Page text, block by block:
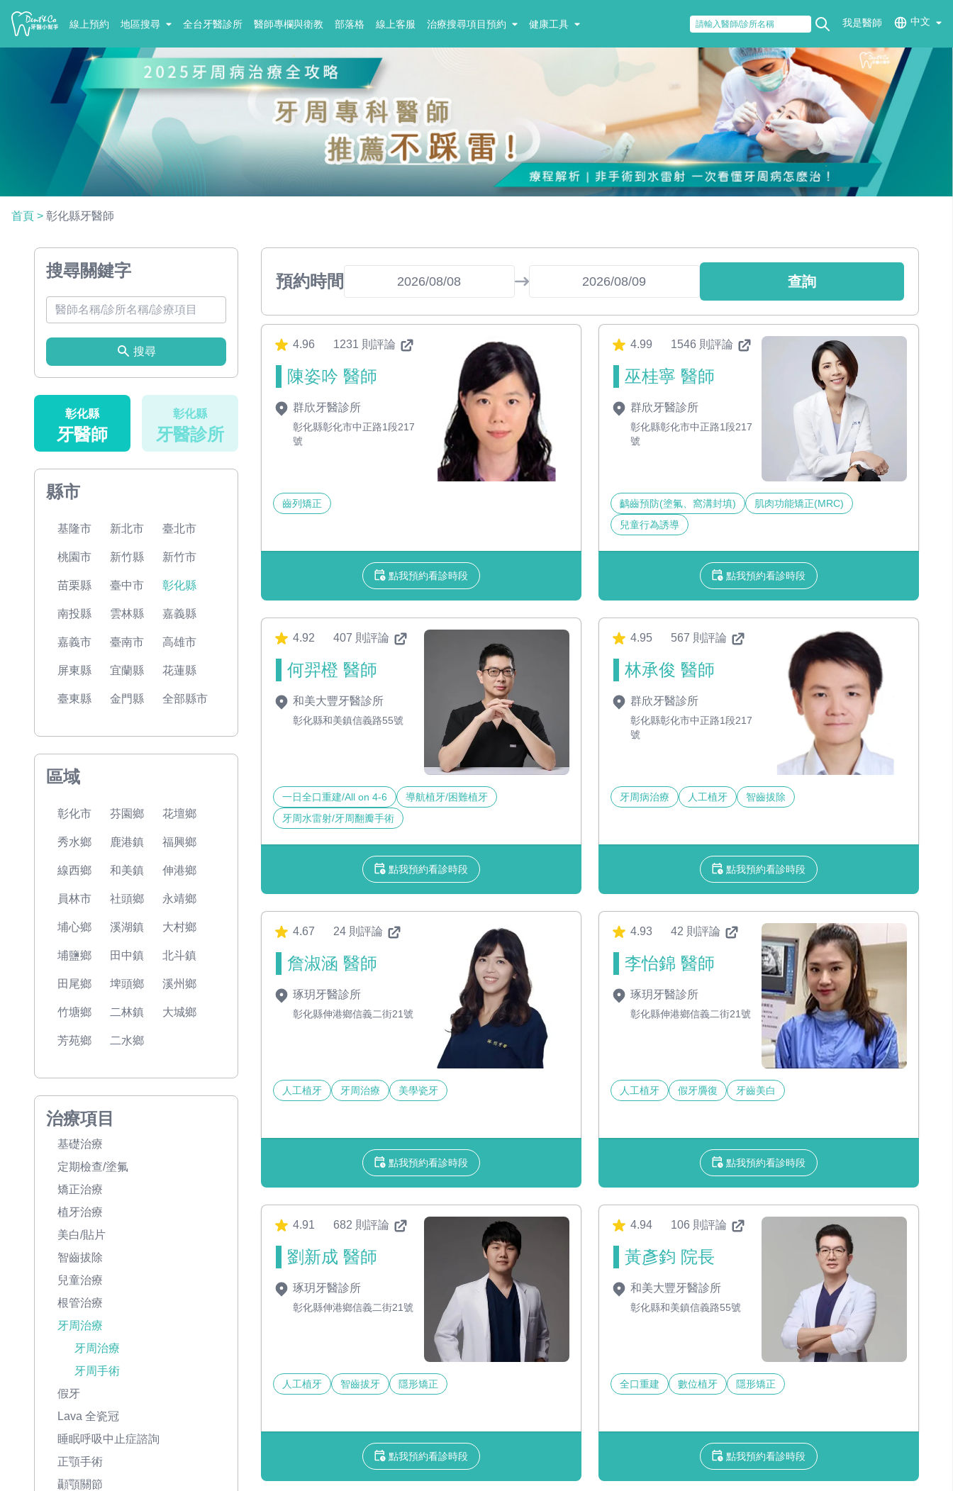
線上預約 地區搜尋 全台牙醫診所 醫師專欄與衛教 部落格 線上客服 治療搜尋項目預約 健康工具 我是醫師 中文
首頁 > 彰化縣牙醫師
搜尋關鍵字
搜尋
彰化縣
牙醫師
彰化縣
牙醫診所
縣市
基隆市 新北市 臺北市
桃園市 新竹縣 新竹市
苗栗縣 臺中市 彰化縣
南投縣 雲林縣 嘉義縣
嘉義市 臺南市 高雄市
屏東縣 宜蘭縣 花蓮縣
臺東縣 金門縣 全部縣市
區域
彰化市 芬園鄉 花壇鄉
秀水鄉 鹿港鎮 福興鄉
線西鄉 和美鎮 伸港鄉
員林市 社頭鄉 永靖鄉
埔心鄉 溪湖鎮 大村鄉
埔鹽鄉 田中鎮 北斗鎮
田尾鄉 埤頭鄉 溪州鄉
竹塘鄉 二林鎮 大城鄉
芳苑鄉 二水鄉
治療項目
基礎治療
定期檢查/塗氟
矯正治療
植牙治療
美白/貼片
智齒拔除
兒童治療
根管治療
牙周治療
牙周治療
牙周手術
假牙
Lava 全瓷冠
睡眠呼吸中止症諮詢
正顎手術
顳顎關節
預約時間 查詢
4.96 1231 則評論
陳姿吟 醫師
群欣牙醫診所
彰化縣彰化市中正路1段217
號
齒列矯正
點我預約看診時段
4.99 1546 則評論
巫桂寧 醫師
群欣牙醫診所
彰化縣彰化市中正路1段217
號
齲齒預防(塗氟、窩溝封填)
肌肉功能矯正(MRC)
兒童行為誘導
點我預約看診時段
4.92 407 則評論
何羿橙 醫師
和美大豐牙醫診所
彰化縣和美鎮信義路55號
一日全口重建/All on 4-6
導航植牙/困難植牙
牙周水雷射/牙周翻瓣手術
點我預約看診時段
4.95 567 則評論
林承俊 醫師
群欣牙醫診所
彰化縣彰化市中正路1段217
號
牙周病治療 人工植牙 智齒拔除
點我預約看診時段
4.67 24 則評論
詹淑涵 醫師
琢玥牙醫診所
彰化縣伸港鄉信義二街21號
人工植牙 牙周治療 美學瓷牙
點我預約看診時段
4.93 42 則評論
李怡錦 醫師
琢玥牙醫診所
彰化縣伸港鄉信義二街21號
人工植牙 假牙贗復 牙齒美白
點我預約看診時段
4.91 682 則評論
劉新成 醫師
琢玥牙醫診所
彰化縣伸港鄉信義二街21號
人工植牙 智齒拔牙 隱形矯正
點我預約看診時段
4.94 106 則評論
黃彥鈞 院長
和美大豐牙醫診所
彰化縣和美鎮信義路55號
全口重建 數位植牙 隱形矯正
點我預約看診時段